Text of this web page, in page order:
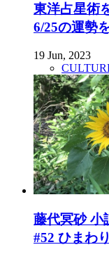
東洋占星術
6/25の運勢
19 Jun, 2023
藤代冥砂
#52 ひまわり